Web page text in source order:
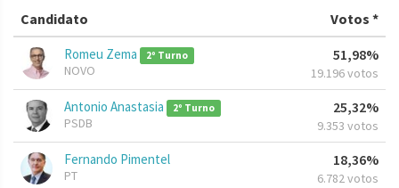
Candidato Votos *
Romeu Zema 2º Turno
NOVO
51,98%
19.196 votos
Antonio Anastasia 2º Turno
PSDB
25,32%
9.353 votos
Fernando Pimentel
PT
18,36%
6.782 votos